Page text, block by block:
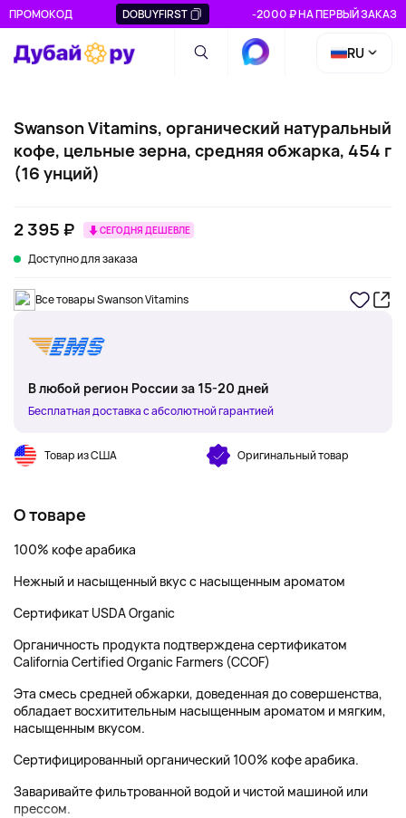
ПРОМОКОД DOBUYFIRST -2000 ₽ НА ПЕРВЫЙ ЗАКАЗ
RU
Swanson Vitamins, органический натуральный
кофе, цельные зерна, средняя обжарка, 454 г
(16 унций)
2 395 ₽ СЕГОДНЯ ДЕШЕВЛЕ
Доступно для заказа
Все товары Swanson Vitamins
В любой регион России за 15-20 дней
Бесплатная доставка с абсолютной гарантией
Товар из США Оригинальный товар
О товаре
100% кофе арабика
Нежный и насыщенный вкус с насыщенным ароматом
Сертификат USDA Organic
Органичность продукта подтверждена сертификатом
California Certified Organic Farmers (CCOF)
Эта смесь средней обжарки, доведенная до совершенства,
обладает восхитительным насыщенным ароматом и мягким,
насыщенным вкусом.
Сертифицированный органический 100% кофе арабика.
Заваривайте фильтрованной водой и чистой машиной или
прессом.